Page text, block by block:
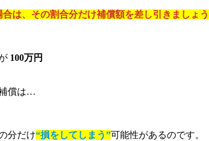
は、その割合分だけ補償額を差し引きましょう
100万円
償は…
分だけ“損をしてしまう”可能性があるのです。